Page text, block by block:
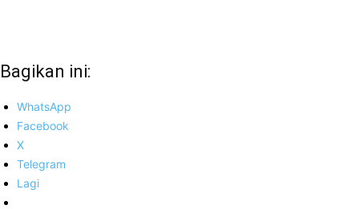
Bagikan ini:
WhatsApp
Facebook
X
Telegram
Lagi